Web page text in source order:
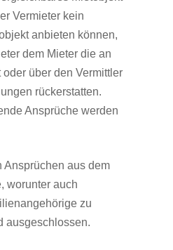
Vermieter kein
anbieten können,
dem Mieter die an
über den Vermittler
rückerstatten.
Ansprüche werden
Ansprüchen aus dem
worunter auch
zu
ausgeschlossen.